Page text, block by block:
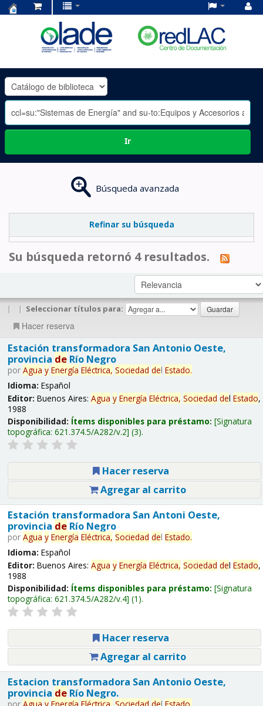
OLADE
-
Ir
Búsqueda avanzada
Refinar su búsqueda
Su búsqueda retornó 4 resultados.
| | Seleccionar títulos para:
Hacer reserva
Estación transformadora San Antonio Oeste,
provincia deRío Negro
por Agua y Energía Eléctrica, Sociedad del Estado.
Idioma: Español
Editor: Buenos Aires: Agua y Energía Eléctrica, Sociedad del Estado,
1988
Disponibilidad: Ítems disponibles para préstamo: Signatura
topográfica: 621.374.5/A282/v.2 (3).
Hacer reserva
Agregar al carrito
Estación transformadora San Antoni Oeste,
provincia deRío Negro
por Agua y Energía Eléctrica, Sociedad del Estado.
Idioma: Español
Editor: Buenos Aires: Agua y Energía Eléctrica, Sociedad del Estado,
1988
Disponibilidad: Ítems disponibles para préstamo: Signatura
topográfica: 621.374.5/A282/v.4 (1).
Hacer reserva
Agregar al carrito
Estacion transformadora San Antonio Oeste,
provincia deRío Negro.